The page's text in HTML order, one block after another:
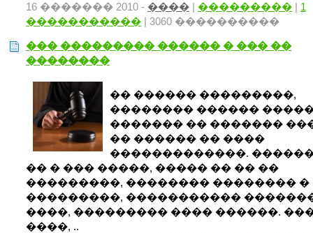
16 ������� 2010 - ���� | ��������� | 1
����������� | 3060 ����������
��� ��������� ������ � ��� ��
��������
�� ������ ���������,
�������� ������
������� �� �������
�� ������ �� ����
�������������.
�� � ��� �����, ����� �� �� ��
���������, �������� �������� �
���������, �����������
����, ��������� ���� ������.
����, ..